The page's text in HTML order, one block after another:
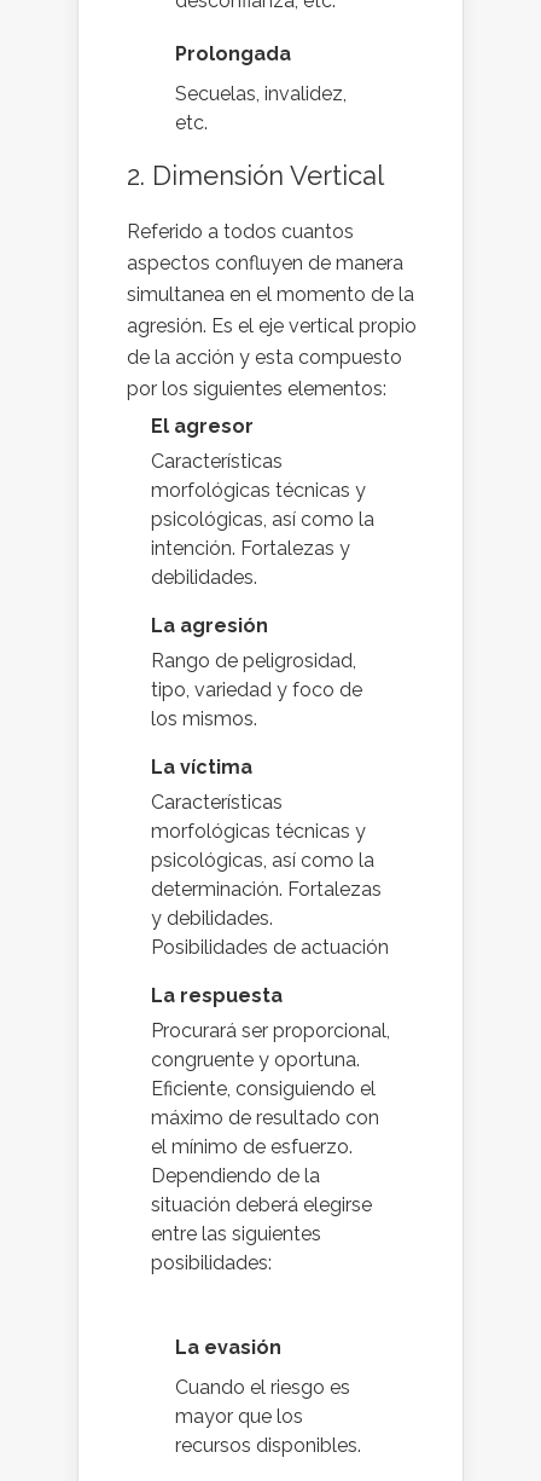
Prolongada
Secuelas, invalidez,
etc.
2. Dimensión Vertical
Referido a todos cuantos
aspectos confluyen de manera
simultanea en el momento de la
agresión. Es el eje vertical propio
de la acción y esta compuesto
por los siguientes elementos:
El agresor
Características
morfológicas técnicas y
psicológicas, así como la
intención. Fortalezas y
debilidades.
La agresión
Rango de peligrosidad,
tipo, variedad y foco de
los mismos.
La víctima
Características
morfológicas técnicas y
psicológicas, así como la
determinación. Fortalezas
y debilidades.
Posibilidades de actuación
La respuesta
Procurará ser proporcional,
congruente y oportuna.
Eficiente, consiguiendo el
máximo de resultado con
el mínimo de esfuerzo.
Dependiendo de la
situación deberá elegirse
entre las siguientes
posibilidades:
La evasión
Cuando el riesgo es
mayor que los
recursos disponibles.